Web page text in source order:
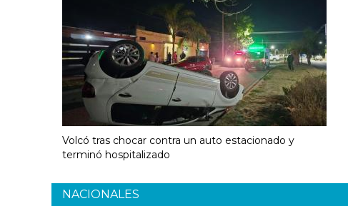
Volcó tras chocar contra un auto estacionado y
terminó hospitalizado
NACIONALES